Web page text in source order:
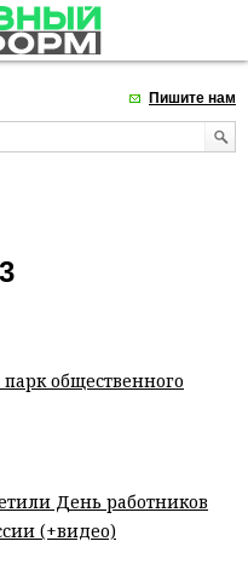
Пишите нам
общественного
День работников
(+видео)